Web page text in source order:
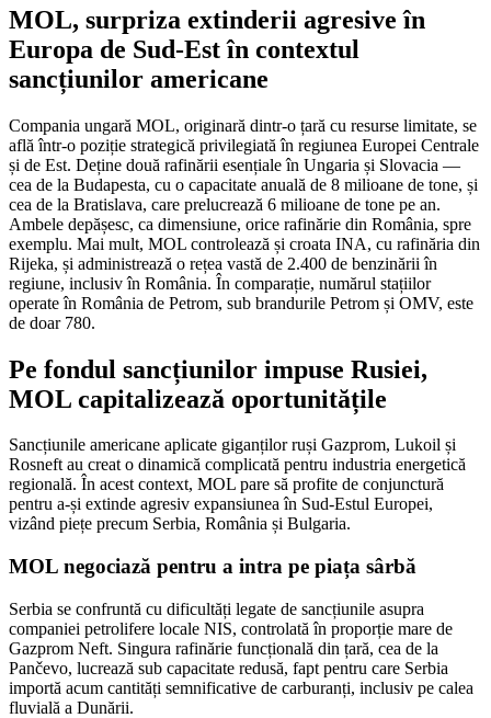
MOL, surpriza extinderii agresive în
Europa de Sud-Est în contextul
sancțiunilor americane
Compania ungară MOL, originară dintr-o țară cu resurse limitate, se
află într-o poziție strategică privilegiată în regiunea Europei Centrale
și de Est. Deține două rafinării esențiale în Ungaria și Slovacia —
cea de la Budapesta, cu o capacitate anuală de 8 milioane de tone, și
cea de la Bratislava, care prelucrează 6 milioane de tone pe an.
Ambele depășesc, ca dimensiune, orice rafinărie din România, spre
exemplu. Mai mult, MOL controlează și croata INA, cu rafinăria din
Rijeka, și administrează o rețea vastă de 2.400 de benzinării în
regiune, inclusiv în România. În comparație, numărul stațiilor
operate în România de Petrom, sub brandurile Petrom și OMV, este
de doar 780.
Pe fondul sancțiunilor impuse Rusiei,
MOL capitalizează oportunitățile
Sancțiunile americane aplicate giganților ruși Gazprom, Lukoil și
Rosneft au creat o dinamică complicată pentru industria energetică
regională. În acest context, MOL pare să profite de conjunctură
pentru a-și extinde agresiv expansiunea în Sud-Estul Europei,
vizând piețe precum Serbia, România și Bulgaria.
MOL negociază pentru a intra pe piața sârbă
Serbia se confruntă cu dificultăți legate de sancțiunile asupra
companiei petrolifere locale NIS, controlată în proporție mare de
Gazprom Neft. Singura rafinărie funcțională din țară, cea de la
Pančevo, lucrează sub capacitate redusă, fapt pentru care Serbia
importă acum cantități semnificative de carburanți, inclusiv pe calea
fluvială a Dunării.